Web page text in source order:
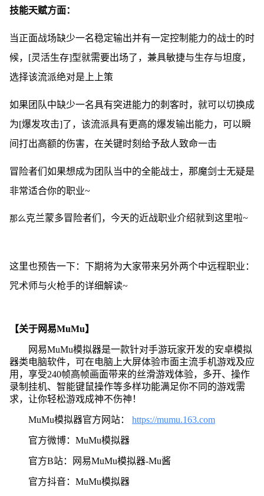
技能天赋方面：
当正面战场缺少一名稳定输出并有一定控制能力的战士的时
候，[灵活生存]型就需要出场了，兼具敏捷与生存与坦度，
选择该流派绝对是上上策
如果团队中缺少一名具有突进能力的刺客时，就可以切换成
为[爆发攻击]了，该流派具有更高的爆发输出能力，可以瞬
间打出高额的伤害，在关键时刻给予敌人致命一击
冒险者们如果想成为团队当中的全能战士，那魔剑士无疑是
非常适合你的职业~
那么克兰蒙多冒险者们，今天的近战职业介绍就到这里啦~
这里也预告一下：下期将为大家带来另外两个中远程职业：
咒术师与火枪手的详细解读~
【关于网易MuMu】
网易MuMu模拟器是一款针对手游玩家开发的安卓模拟
器类电脑软件，可在电脑上大屏体验市面主流手机游戏及应
用，享受240帧高帧画面带来的丝滑游戏体验，多开、操作
录制挂机、智能键鼠操作等多样功能满足你不同的游戏需
求，让你轻松游戏成神不伤神！
MuMu模拟器官方网站： https://mumu.163.com
官方微博：MuMu模拟器
官方B站：网易MuMu模拟器-Mu酱
官方抖音：MuMu模拟器